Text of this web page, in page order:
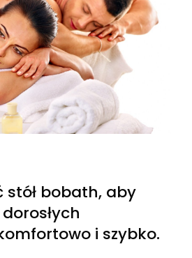
stół bobath, aby
i szybko.